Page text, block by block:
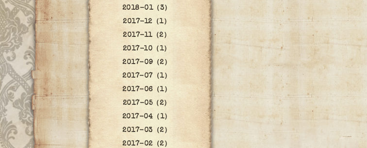
2018-01（3）
2017-12（1）
2017-11（2）
2017-10（1）
2017-09（2）
2017-07（1）
2017-06（1）
2017-05（2）
2017-04（1）
2017-03（2）
2017-02（2）